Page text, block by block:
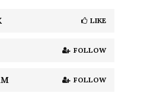
C
H
LIKE
FOLLOW
FOLLOW